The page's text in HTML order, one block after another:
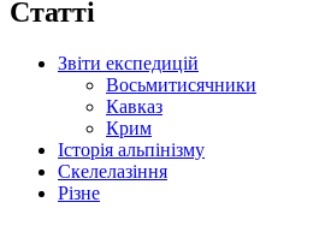
Статті
Звіти експедицій
Восьмитисячники
Кавказ
Крим
Історія альпінізму
Скелелазіння
Різне